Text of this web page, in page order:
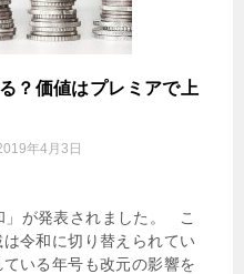
？価値はプレミアで上
年4月3日
が発表されました。 こ
令和に切り替えられてい
いる年号も改元の影響を